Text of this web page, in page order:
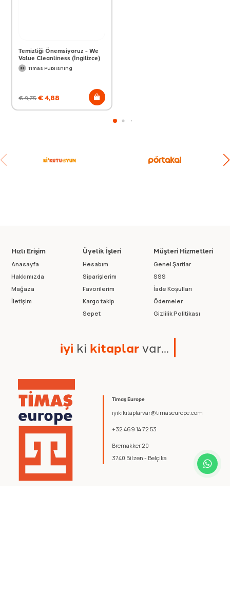
Temizliği Önemsiyoruz - We
Value Cleanliness (İngilizce)
Timas Publishing
€9,75€4,88
Timaş Europe
iyikikitaplarvar@timaseurope.com
+32 469 14 72 53
Bremakker 20
3740 Bilzen - Belçika
Hızlı Erişim
Anasayfa
Hakkımızda
Mağaza
İletişim
Üyelik İşleri
Hesabım
Siparişlerim
Favorilerim
Kargo takip
Sepet
Müşteri Hizmetleri
Genel Şartlar
SSS
İade Koşulları
Ödemeler
Gizlilik Politikası
iyi ki kitaplarvar...